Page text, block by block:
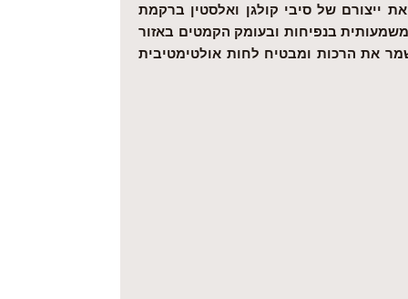
של סיבי קולגן ואלסטין ברקמת
בנפיחות ובעומק הקמטים באזור
את הרכות ומבטיח לחות אולטימטיבית